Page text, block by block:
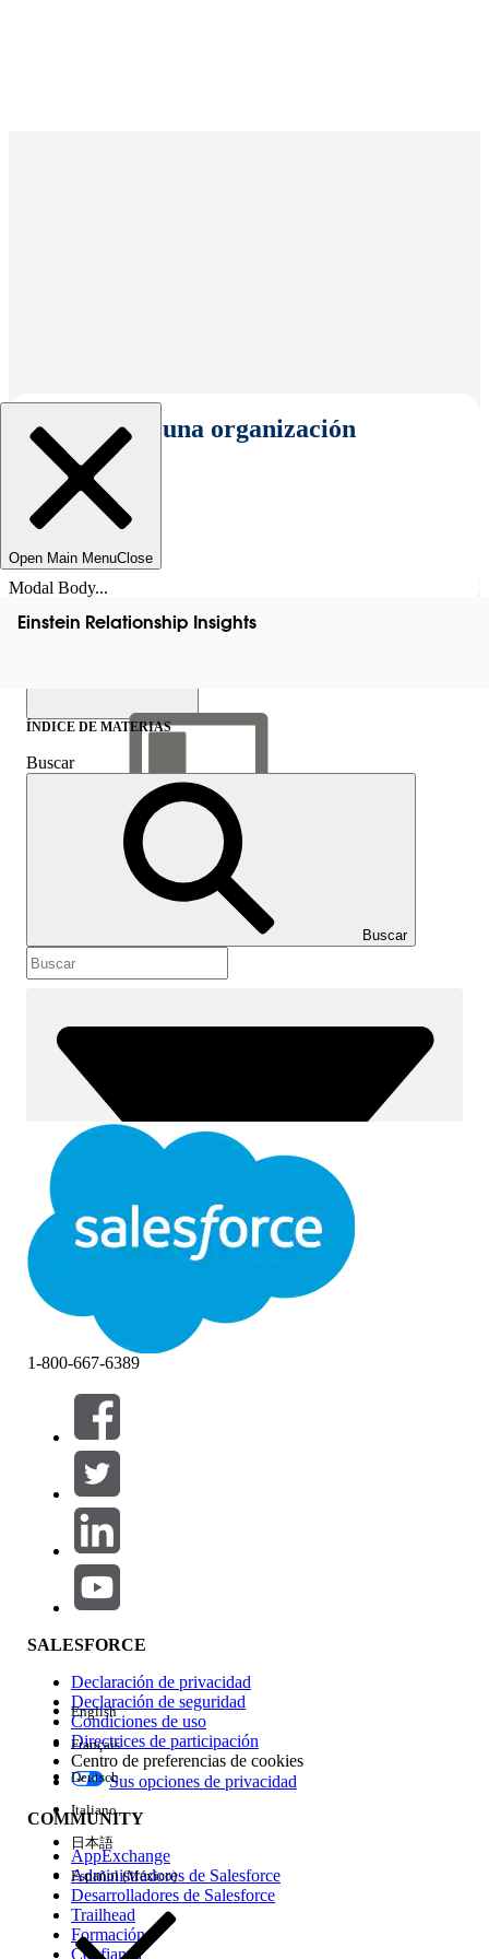
Seleccionar una organización
Open Main MenuClose
Modal Body...
Einstein Relationship Insights
Mostrar índice de
materias
Índice de materias
ÍNDICE DE MATERIAS
Buscar
Buscar
Filtros (0)
SELECCIONAR FILTROS
Área de productos
Repercusión de función
Edición
Experiencia
1-800-667-6389
SALESFORCE
Declaración de privacidad
Declaración de seguridad
Condiciones de uso
Directrices de participación
Centro de preferencias de cookies
Sus opciones de privacidad
COMMUNITY
AppExchange
Administradores de Salesforce
Desarrolladores de Salesforce
Trailhead
Formación
Confianza
English
Français
Deutsch
Italiano
日本語
Español (México)